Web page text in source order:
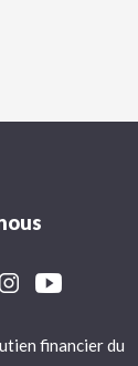
financier du